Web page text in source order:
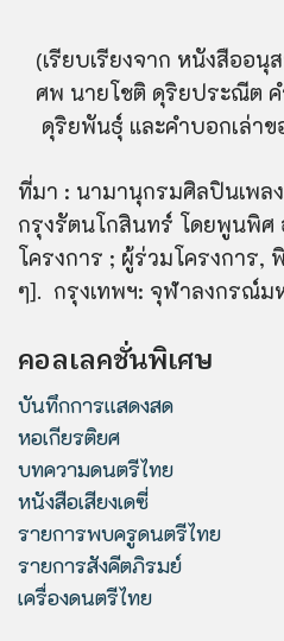
(เรียบเรียงจาก หนังสืออ
ศพ นายโชติ ดุริยประณีต
ดุริยพันธุ์ และคำบอกเล่า
ที่มา : นามานุกรมศิลปินเพล
กรุงรัตนโกสินทร์ โดยพูนพิศ
โครงการ ; ผู้ร่วมโครงการ,
ๆ]. กรุงเทพฯ: จุฬาลงกรณ์
คอลเลคชั่นพิเศษ
บันทึกการแสดงสด
หอเกียรติยศ
บทความดนตรีไทย
หนังสือเสียงเดซี่
รายการพบครูดนตรีไทย
รายการสังคีตภิรมย์
เครื่องดนตรีไทย